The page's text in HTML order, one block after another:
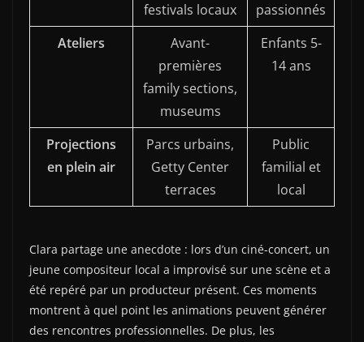
festivals locaux
passionnés
Ateliers
Avant-
premières
family sections,
museums
Enfants 5-
14 ans
Projections
en plein air
Parcs urbains,
Getty Center
terraces
Public
familial et
local
Clara partage une anecdote : lors d’un ciné-concert, un
jeune compositeur local a improvisé sur une scène et a
été repéré par un producteur présent. Ces moments
montrent à quel point les animations peuvent générer
des rencontres professionnelles. De plus, les